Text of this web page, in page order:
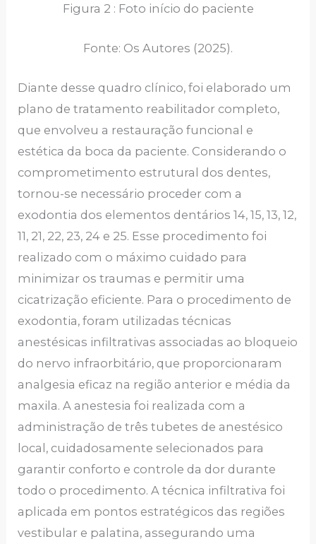
Figura 2 : Foto início do paciente
Fonte: Os Autores (2025).
Diante desse quadro clínico, foi elaborado um
plano de tratamento reabilitador completo,
que envolveu a restauração funcional e
estética da boca da paciente. Considerando o
comprometimento estrutural dos dentes,
tornou-se necessário proceder com a
exodontia dos elementos dentários 14, 15, 13, 12,
11, 21, 22, 23, 24 e 25. Esse procedimento foi
realizado com o máximo cuidado para
minimizar os traumas e permitir uma
cicatrização eficiente. Para o procedimento de
exodontia, foram utilizadas técnicas
anestésicas infiltrativas associadas ao bloqueio
do nervo infraorbitário, que proporcionaram
analgesia eficaz na região anterior e média da
maxila. A anestesia foi realizada com a
administração de três tubetes de anestésico
local, cuidadosamente selecionados para
garantir conforto e controle da dor durante
todo o procedimento. A técnica infiltrativa foi
aplicada em pontos estratégicos das regiões
vestibular e palatina, assegurando uma